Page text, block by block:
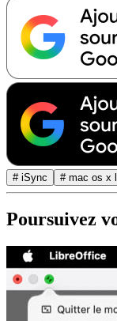
# iSync # mac os x
Poursuivez